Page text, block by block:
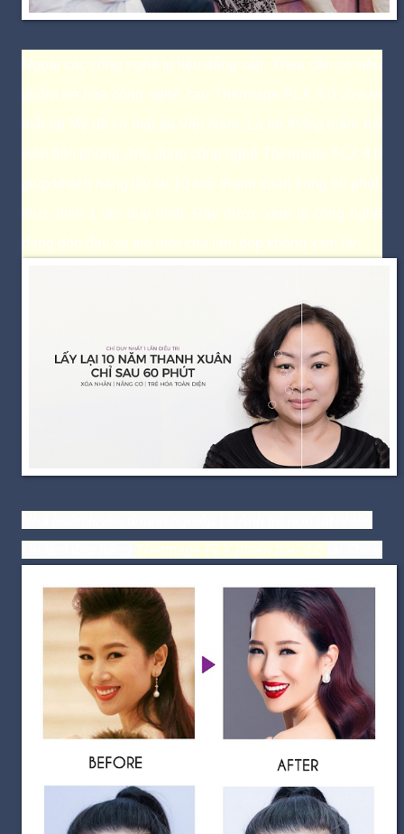
Ngoài các công nghệ trị liệu đẳng cấp, Thea còn có siêu
phẩm trẻ hóa công nghệ cao Thermage FLX 4.0 vừa ra
mắt tại Mỹ đã có mặt tại Việt Nam. Là hệ thống thẩm mỹ
viên tiên phong ứng dụng công nghệ Thermage FLX 4.0
giúp khách hàng lấy lại 10 tuổi thanh xuân trong 60 phút,
thực hiện 1 lần duy nhất. Đây được xem là công nghệ
đang đón đầu xu thế mới của làm đẹp không xâm lấn.
Thermage FLX phiên bản 4.0